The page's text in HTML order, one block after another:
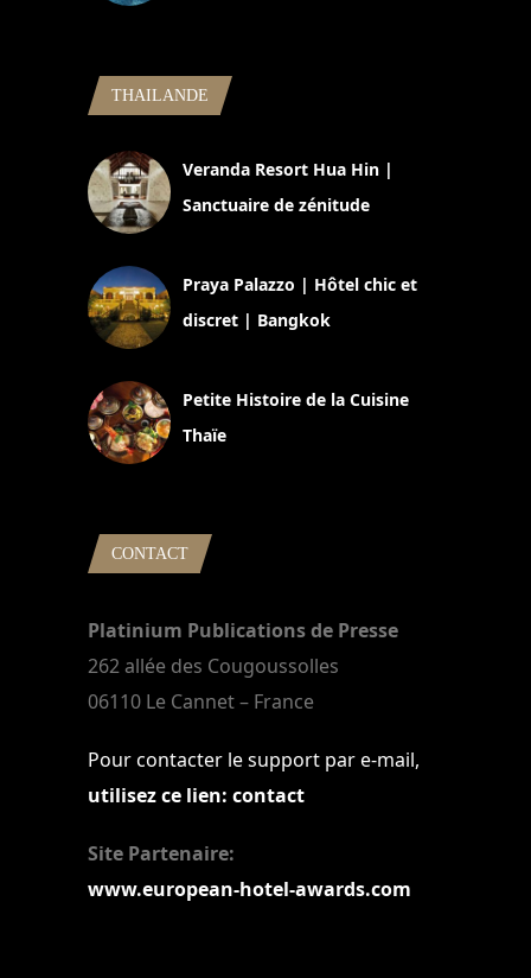
THAILANDE
Veranda Resort Hua Hin |
Sanctuaire de zénitude
Praya Palazzo | Hôtel chic et
discret | Bangkok
Petite Histoire de la Cuisine
Thaïe
CONTACT
Platinium Publications de Presse
262 allée des Cougoussolles
06110 Le Cannet – France
Pour contacter le support par e-mail,
utilisez ce lien: contact
Site Partenaire:
www.european-hotel-awards.com